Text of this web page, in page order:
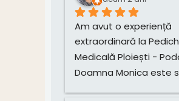
Recomand cu
Am avut o experiență
extraordinară la
Medicală Ploiești -
Doamna Monica este